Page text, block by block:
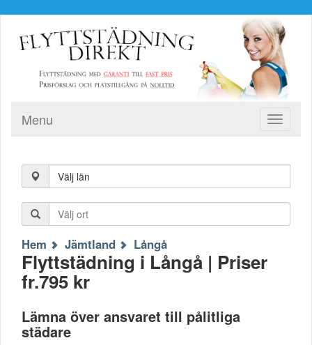
Toggle
Menu
Välj län
Hem Jämtland Långå
Flyttstädning i Långå | Priser
fr.795 kr
Lämna över ansvaret till pålitliga
städare